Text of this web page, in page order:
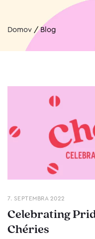
Domov /Blog
7. SEPTEMBRA 2022
Celebrating
Chéries